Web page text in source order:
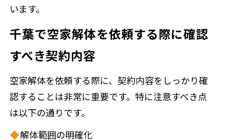
います。
千葉で空家解体を依頼する際に確認
すべき契約内容
空家解体を依頼する際に、契約内容をしっかり確
認することは非常に重要です。特に注意すべき点
は以下の通りです。
解体範囲の明確化